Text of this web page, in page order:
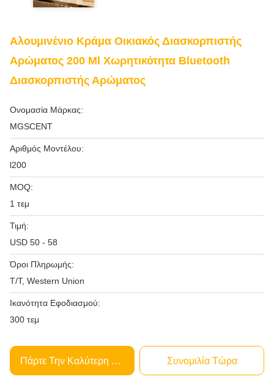
Αλουμινένιο Κράμα Οικιακός Διασκορπιστής
Αρώματος 200 Ml Χωρητικότητα Bluetooth
Διασκορπιστής Αρώματος
Ονομασία Μάρκας:
MGSCENT
Αριθμός Μοντέλου:
l200
MOQ:
1 τεμ
Τιμή:
USD 50 - 58
Όροι Πληρωμής:
T/T, Western Union
Ικανότητα Εφοδιασμού:
300 τεμ
Πάρτε Την Καλύτερη Τιμή Συνομιλία Τώρα